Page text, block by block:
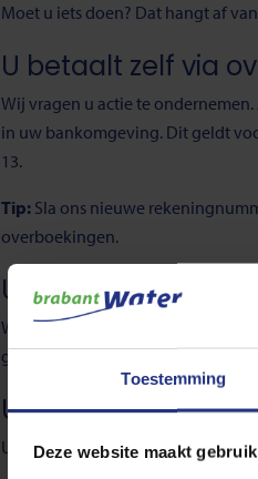
Toestemming
Deze website maakt
Moet u iets doen? Dat hangt af
U betaalt zelf via
Wij vragen u actie te
in uw bankomgeving. Dit geldt
13.
Tip: Sla ons nieuwe
overboekingen.
U betaalt via een
Wij vragen u actie te
geldt voor zowel ingeplande als
U betaalt via
U hoeft niets te doen. Wij zorgen